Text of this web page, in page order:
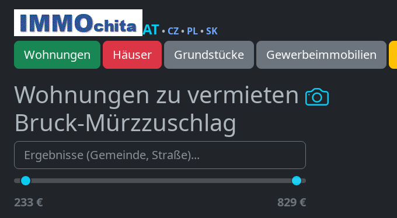
AT• CZ• PL•SK
Wohnungen Häuser Grundstücke Gewerbeimmobilien
Wohnungen zu vermieten
Bruck-Mürzzuschlag
233 € 829 €